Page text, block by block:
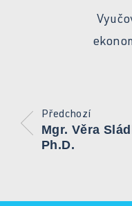
Operátor
Mechanik
Služby školy
Předchozí
Mgr. Věra
Ph.D.